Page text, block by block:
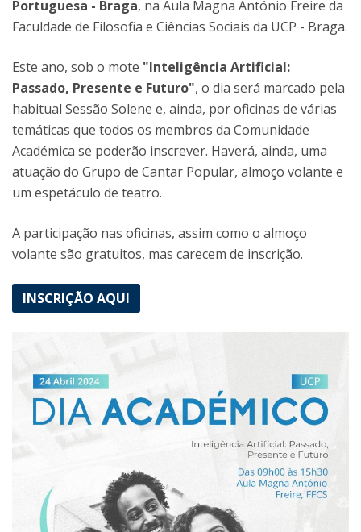
Portuguesa - Braga, na Aula Magna António Freire da
Faculdade de Filosofia e Ciências Sociais da UCP - Braga.
Este ano, sob o mote "Inteligência Artificial:
Passado, Presente e Futuro", o dia será marcado pela
habitual Sessão Solene e, ainda, por oficinas de várias
temáticas que todos os membros da Comunidade
Académica se poderão inscrever. Haverá, ainda, uma
atuação do Grupo de Cantar Popular, almoço volante e
um espetáculo de teatro.
A participação nas oficinas, assim como o almoço
volante são gratuitos, mas carecem de inscrição.
INSCRIÇÃO AQUI